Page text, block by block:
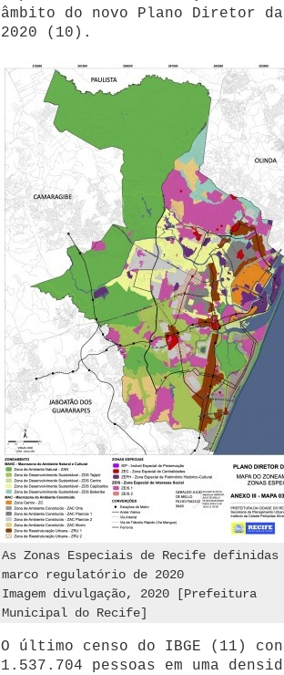
âmbito do novo Plano Diretor
2020 (10).
As Zonas Especiais de Recife definidas
marco regulatório de 2020
Imagem divulgação, 2020 [Prefeitura
Municipal do Recife]
O último censo do IBGE (11)
1.537.704 pessoas em uma